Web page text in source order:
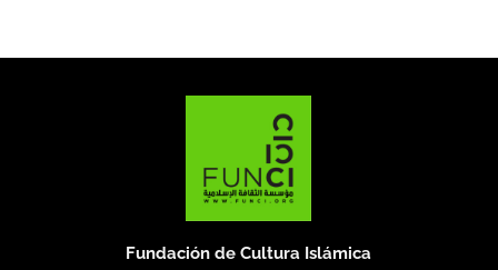
Fundación de Cultura Islámica